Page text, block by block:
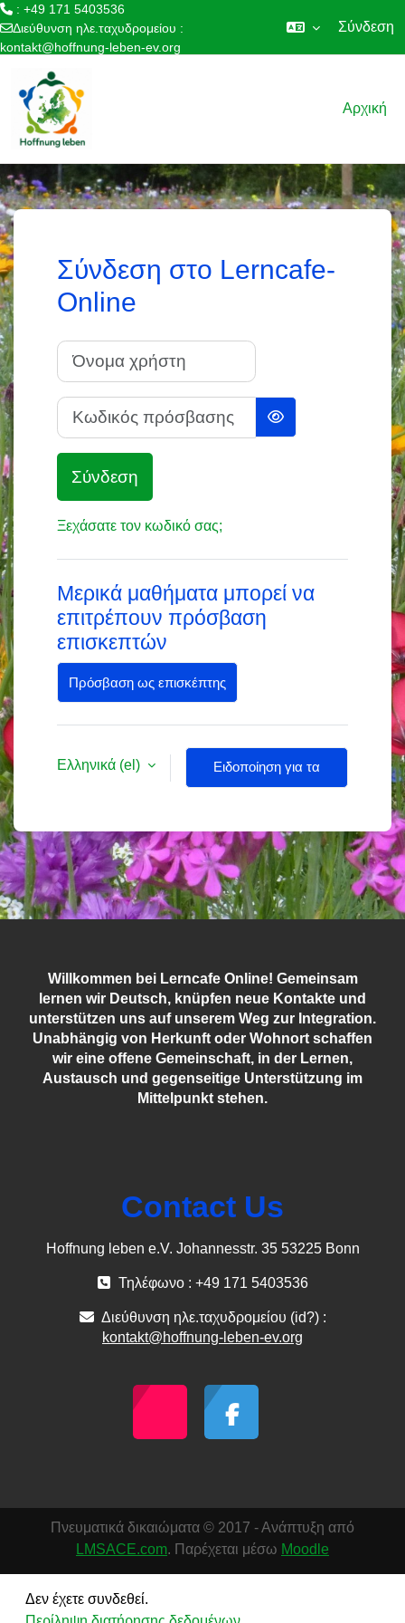
: +49 171 5403536
Διεύθυνση ηλε.ταχυδρομείου :
kontakt@hoffnung-leben-ev.org
Σύνδεση
Αρχική
Σύνδεση στο Lerncafe-
Online
Όνομα χρήστη
Κωδικός πρόσβασης
Σύνδεση
Ξεχάσατε τον κωδικό σας;
Μερικά μαθήματα μπορεί να
επιτρέπουν πρόσβαση
επισκεπτών
Πρόσβαση ως επισκέπτης
Ελληνικά ‎(el)‎
Ειδοποίηση για τα
Willkommen bei Lerncafe Online! Gemeinsam
lernen wir Deutsch, knüpfen neue Kontakte und
unterstützen uns auf unserem Weg zur Integration.
Unabhängig von Herkunft oder Wohnort schaffen
wir eine offene Gemeinschaft, in der Lernen,
Austausch und gegenseitige Unterstützung im
Mittelpunkt stehen.
Contact Us
Hoffnung leben e.V. Johannesstr. 35 53225 Bonn
Τηλέφωνο : +49 171 5403536
Διεύθυνση ηλε.ταχυδρομείου (id?) :
kontakt@hoffnung-leben-ev.org
Πνευματικά δικαιώματα © 2017 - Ανάπτυξη από
LMSACE.com. Παρέχεται μέσω Moodle
Δεν έχετε συνδεθεί.